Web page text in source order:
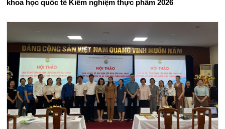
khoa học quốc tế Kiểm nghiệm thực phẩm 2026